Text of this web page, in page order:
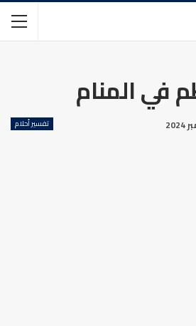
في المنام
تفسير أحلام